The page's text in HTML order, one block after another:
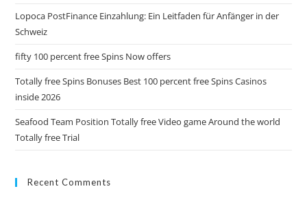
Lopoca PostFinance Einzahlung: Ein Leitfaden für Anfänger in der
Schweiz
fifty 100 percent free Spins Now offers
Totally free Spins Bonuses Best 100 percent free Spins Casinos
inside 2026
Seafood Team Position Totally free Video game Around the world
Totally free Trial
Recent Comments